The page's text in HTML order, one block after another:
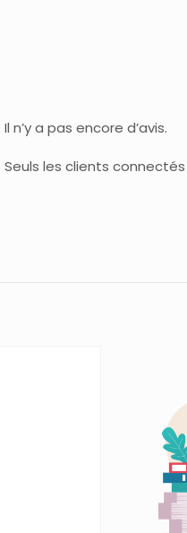
Il n’y a pas encore d’avis.
Seuls les clients